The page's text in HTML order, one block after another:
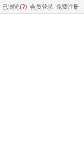
已浏览(?) 会员登录 免费注册